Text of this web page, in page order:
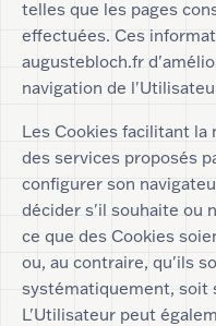
telles que les pages
effectuées. Ces
augustebloch.fr
navigation de
Les Cookies facilitant
des services proposés
configurer son
décider s'il souhaite ou
ce que des Cookies
ou, au contraire, qu'ils
systématiquement, soit
L'Utilisateur peut